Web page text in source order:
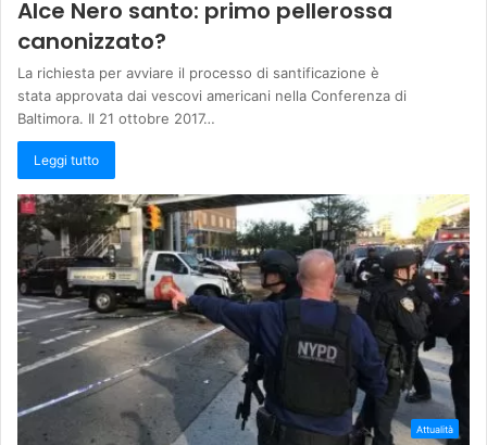
Alce Nero santo: primo pellerossa
canonizzato?
La richiesta per avviare il processo di santificazione è
stata approvata dai vescovi americani nella Conferenza di
Baltimora. Il 21 ottobre 2017…
Leggi tutto
Attualità